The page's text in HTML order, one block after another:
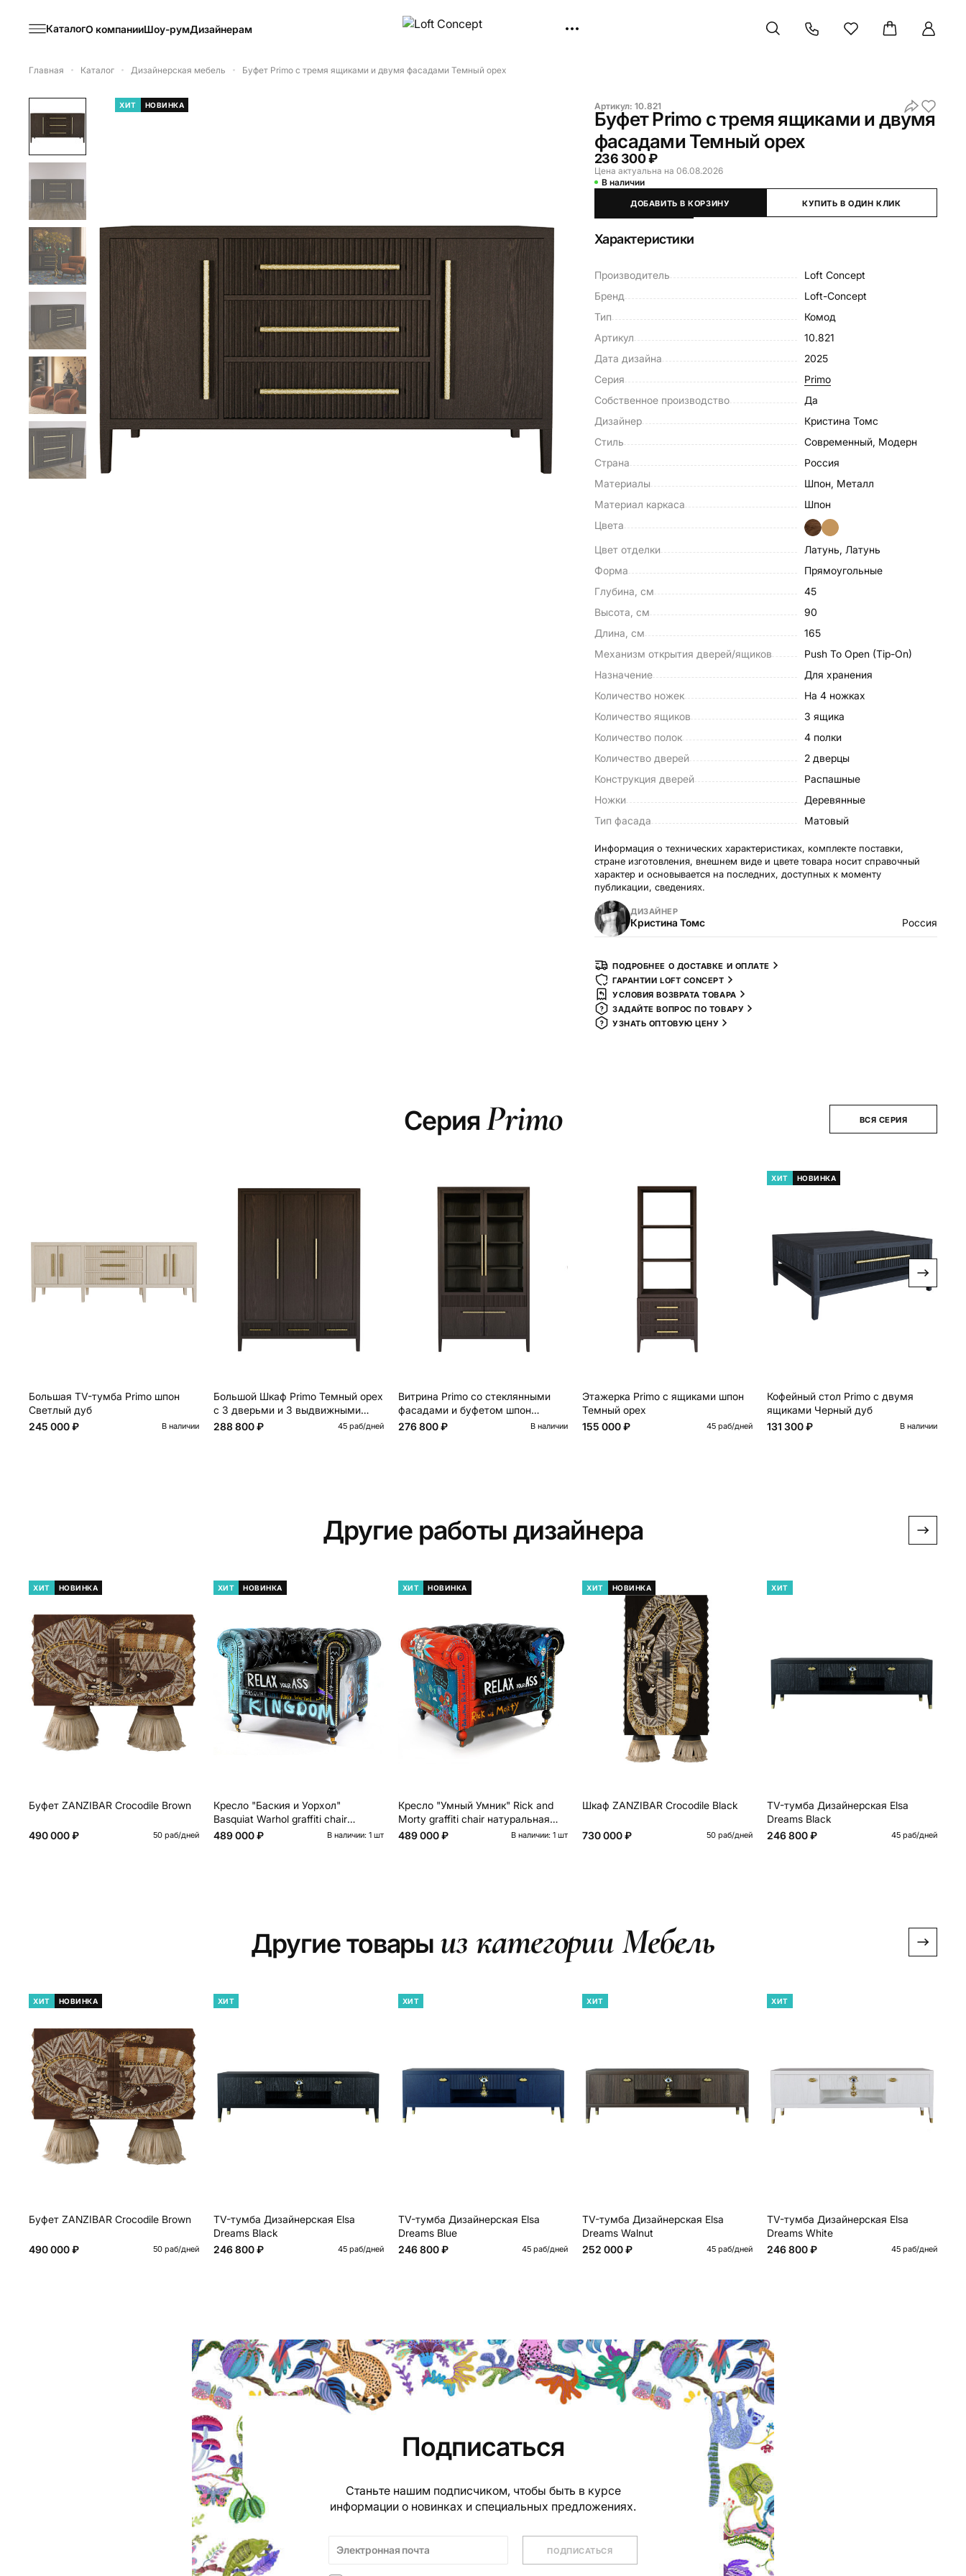
КаталогО компанииШоу-румДизайнерам
Главная Каталог Дизайнерская мебель Буфет Primo с тремя ящиками и двумя фасадами Темный орех
ХИТ НОВИНКА Артикул: 10.821
Буфет Primo с тремя ящиками и двумя
фасадами Темный орех
236 300 ₽
Цена актуальна на 06.08.2026
В наличии
ДОБАВИТЬ В КОРЗИНУ КУПИТЬ В ОДИН КЛИК
Характеристики
Производитель
Loft Concept
Бренд
Loft-Concept
Тип
Комод
Артикул
10.821
Дата дизайна
2025
Серия
Primo
Собственное производство
Да
Дизайнер
Кристина Томс
Стиль
Современный, Модерн
Страна
Россия
Материалы
Шпон, Металл
Материал каркаса
Шпон
Цвета
Цвет отделки
Латунь, Латунь
Форма
Прямоугольные
Глубина, см
45
Высота, см
90
Длина, см
165
Механизм открытия дверей/ящиков
Push To Open (Tip-On)
Назначение
Для хранения
Количество ножек
На 4 ножках
Количество ящиков
3 ящика
Количество полок
4 полки
Количество дверей
2 дверцы
Конструкция дверей
Распашные
Ножки
Деревянные
Тип фасада
Матовый
Информация о технических характеристиках, комплекте поставки,
стране изготовления, внешнем виде и цвете товара носит справочный
характер и основывается на последних, доступных к моменту
публикации, сведениях.
ДИЗАЙНЕР
Кристина Томс Россия
ПОДРОБНЕЕ О ДОСТАВКЕ И ОПЛАТЕ
ГАРАНТИИ LOFT CONCEPT
УСЛОВИЯ ВОЗВРАТА ТОВАРА
ЗАДАЙТЕ ВОПРОС ПО ТОВАРУ
УЗНАТЬ ОПТОВУЮ ЦЕНУ
Серия Primo ВСЯ СЕРИЯ
Большая TV-тумба Primo шпон
Светлый дуб
245 000 ₽
В наличии
Большой Шкаф Primo Темный орех
с 3 дверьми и 3 выдвижными
ящиками
288 800 ₽ 45 раб/дней
Витрина Primo со стеклянными
фасадами и буфетом шпон
Темный орех
276 800 ₽ В наличии
Этажерка Primo с ящиками шпон
Темный орех
155 000 ₽
45 раб/дней
ХИТ НОВИНКА
Кофейный стол Primo с двумя
ящиками Черный дуб
131 300 ₽
В наличии
Другие работы дизайнера
ХИТ НОВИНКА
Буфет ZANZIBAR Crocodile Brown
490 000 ₽ 50 раб/дней
ХИТ НОВИНКА
Кресло "Баския и Уорхол"
Basquiat Warhol graffiti chair
натуральная кожа
489 000 ₽ В наличии: 1 шт
ХИТ НОВИНКА
Кресло "Умный Умник" Rick and
Morty graffiti chair натуральная
кожа
489 000 ₽ В наличии: 1 шт
ХИТ НОВИНКА
Шкаф ZANZIBAR Crocodile Black
730 000 ₽ 50 раб/дней
ХИТ
TV-тумба Дизайнерская Elsa
Dreams Black
246 800 ₽
45 раб/дней
Другие товары из категории Мебель
ХИТ НОВИНКА
Буфет ZANZIBAR Crocodile Brown
490 000 ₽ 50 раб/дней
ХИТ
TV-тумба Дизайнерская Elsa
Dreams Black
246 800 ₽
45 раб/дней
ХИТ
TV-тумба Дизайнерская Elsa
Dreams Blue
246 800 ₽
45 раб/дней
ХИТ
TV-тумба Дизайнерская Elsa
Dreams Walnut
252 000 ₽
45 раб/дней
ХИТ
TV-тумба Дизайнерская Elsa
Dreams White
246 800 ₽
45 раб/дней
Подписаться
Станьте нашим подписчиком, чтобы быть в курсе
информации о новинках и специальных предложениях.
ПОДПИСАТЬСЯ